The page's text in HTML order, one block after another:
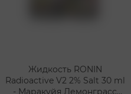
Жидкость RONIN
Radioactive V2 2% Salt 30 ml
- Маракуйя Лемонграсс